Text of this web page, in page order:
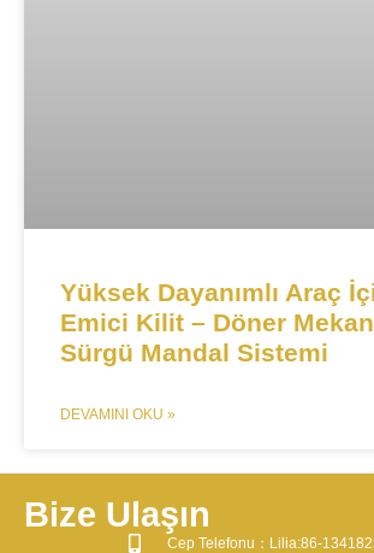
Yüksek Dayanımlı Araç
Emici Kilit – Döner
Sürgü Mandal Sistemi​​
DEVAMINI OKU »
Bize Ulaşın
​Cep Telefonu：Lilia:86-